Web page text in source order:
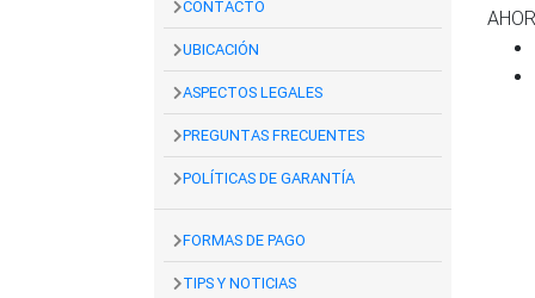
CONTACTO
UBICACIÓN
ASPECTOS LEGALES
PREGUNTAS FRECUENTES
POLÍTICAS DE GARANTÍA
FORMAS DE PAGO
TIPS Y NOTICIAS